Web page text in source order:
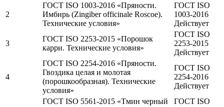
2
ГОСТ ISO 1003-2016 «Пряности.
Имбирь (Zingiber officinale Roscoe).
Технические условия»
ГОСТ ISO
1003-2016
Действует
3
ГОСТ ISO 2253-2015 «Порошок
карри. Технические условия»
ГОСТ ISO
2253-2015
Действует
4
ГОСТ ISO 2254-2016 «Пряности.
Гвоздика целая и молотая
(порошкообразная). Технические
условия»
ГОСТ ISO
2254-2016
Действует
ГОСТ ISO 5561-2015 «Тмин черный
ГОСТ ISO